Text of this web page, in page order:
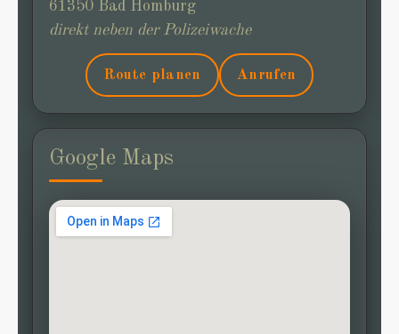
61350 Bad Homburg
direkt neben der Polizeiwache
Route planen Anrufen
Google Maps